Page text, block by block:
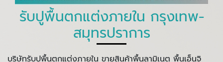
รับปูพื้นตกแต่งภายใน กรุงเทพ-
สมุทรปราการ
บริษัทรับปูพื้นตกแต่งภายใน ขายสินค้าพื้นลามิเนต พื้นเอ็นจิ